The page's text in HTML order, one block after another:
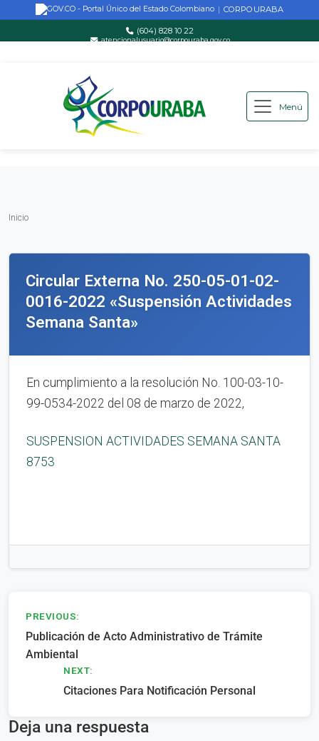
Saltar al contenido principal
| CORPOURABA
(604) 828 10 22
atencionalusuario@corpouraba.gov.co
Menú
Inicio
Circular Externa No. 250-05-01-02-
0016-2022 «Suspensión Actividades
Semana Santa»
En cumplimiento a la resolución No. 100-03-10-
99-0534-2022 del 08 de marzo de 2022,
SUSPENSION ACTIVIDADES SEMANA SANTA
8753
Navegación
de
entradas
PREVIOUS:
Publicación de Acto Administrativo de Trámite
Ambiental
NEXT:
Citaciones Para Notificación Personal
Deja una respuesta